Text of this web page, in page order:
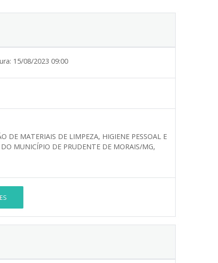
15/08/2023 09:00
DE MATERIAIS DE LIMPEZA, HIGIENE PESSOAL E
MUNICÍPIO DE PRUDENTE DE MORAIS/MG,